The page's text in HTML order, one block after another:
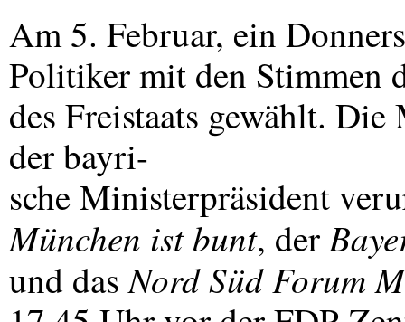
Am 5. Februar, ein
Politiker mit den Stimmen
des Freistaats gewählt.
der bayri-
sche Ministerpräsident
München ist bunt, der
und dasNord Süd Forum